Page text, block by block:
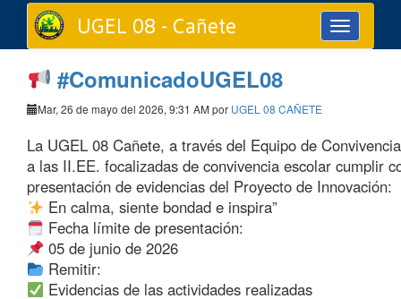
Toggle
navigation
UGEL 08 - Cañete
#ComunicadoUGEL08
Mar, 26 de mayo del 2026, 9:31 AM por UGEL 08 CAÑETE
La UGEL 08 Cañete, a través del Equipo de
a las II.EE. focalizadas de convivencia escolar cumplir
presentación de evidencias del Proyecto de Innovación:
En calma, siente bondad e inspira”
Fecha límite de presentación:
05 de junio de 2026
Remitir:
Evidencias de las actividades realizadas